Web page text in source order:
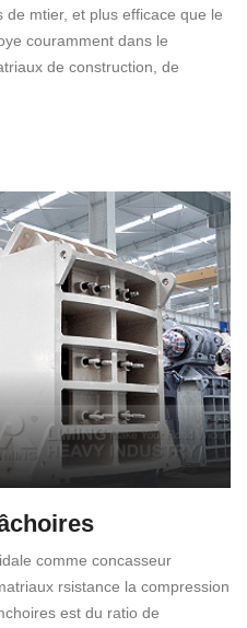
mtier, et plus efficace que le
couramment dans le
de construction, de
comme concasseur
rsistance la compression
est du ratio de